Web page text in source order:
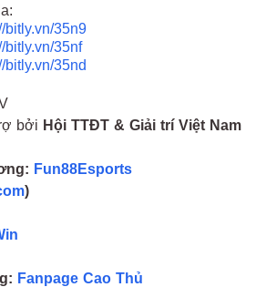
bitly.vn/35n9
bitly.vn/35nf
bitly.vn/35nd
bởi Hội TTĐT & Giải trí Việt Nam
Fun88Esports
)
Fanpage Cao Thủ